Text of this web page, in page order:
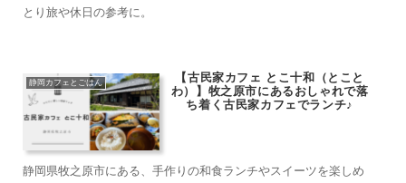
とり旅や休日の参考に。
静岡カフェとごはん
【古民家カフェ とこ十和（とこと
わ）】牧之原市にあるおしゃれで落
ち着く古民家カフェでランチ♪
静岡県牧之原市にある、手作りの和食ランチやスイーツを楽しめ